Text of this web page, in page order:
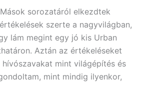
sorozatáról elkezdtek
szerte a nagyvilágban,
lám megint egy jó kis Urban
Aztán az értékeléseket
mint világépítés és
mint mindig ilyenkor,